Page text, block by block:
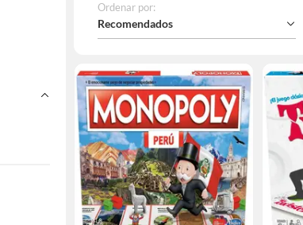
Ordenar por:
Recomendados